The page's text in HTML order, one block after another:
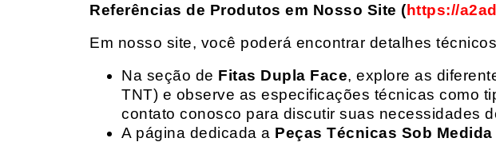
Referências de Produtos em Nosso Site (https://
Em nosso site, você poderá encontrar detalhes
Na seção de Fitas Dupla Face, explore as
TNT) e observe as especificações técnicas como
contato conosco para discutir suas necessidades
A página dedicada a Peças Técnicas Sob Medida